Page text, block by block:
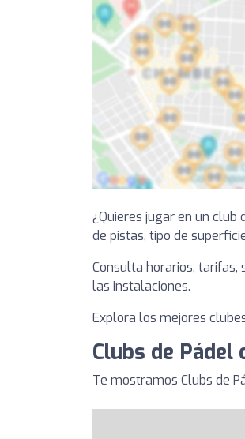
¿Quieres jugar en un
de pistas, tipo de
Consulta horarios,
las instalaciones.
Explora los mejores
Clubs de
Te mostramos Clubs de